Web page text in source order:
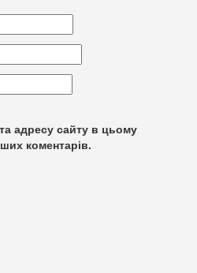
адресу сайту в цьому
коментарів.